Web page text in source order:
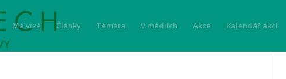
Má vize Články Témata V médiích Akce Kalendář akcí